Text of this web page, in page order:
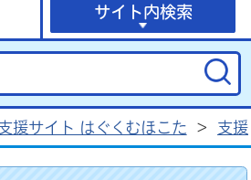
サイト内検索
援サイト はぐくむほこた > 支